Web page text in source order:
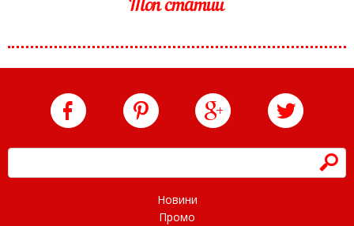
Топ статии
h
Новини
Промо